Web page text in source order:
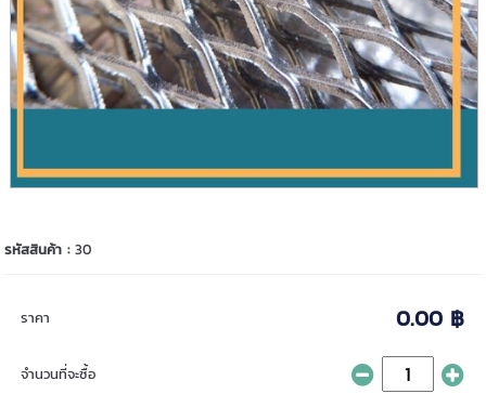
รหัสสินค้า :30
ราคา 0.00 ฿
จำนวนที่จะซื้อ